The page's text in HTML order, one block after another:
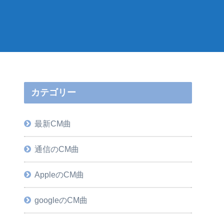
カテゴリー
最新CM曲
通信のCM曲
AppleのCM曲
googleのCM曲